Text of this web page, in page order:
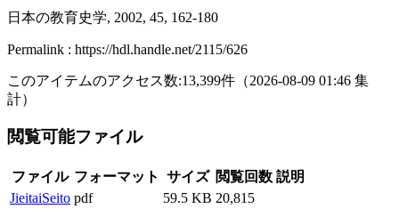
日本の教育史学, 2002, 45, 162-180
Permalink : https://hdl.handle.net/2115/626
このアイテムのアクセス数:13,399件 （2026-08-09 01:46 集
計）
閲覧可能ファイル
ファイル フォーマット サイズ 閲覧回数 説明
JieitaiSeito pdf 59.5 KB 20,815